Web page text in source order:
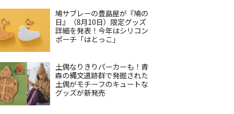
鳩サブレーの豊島屋が『鳩の
日』（8月10日）限定グッズ
詳細を発表！今年はシリコン
ポーチ「はとっこ」
土偶なりきりパーカーも！青
森の縄文遺跡群で発掘された
土偶がモチーフのキュートな
グッズが新発売